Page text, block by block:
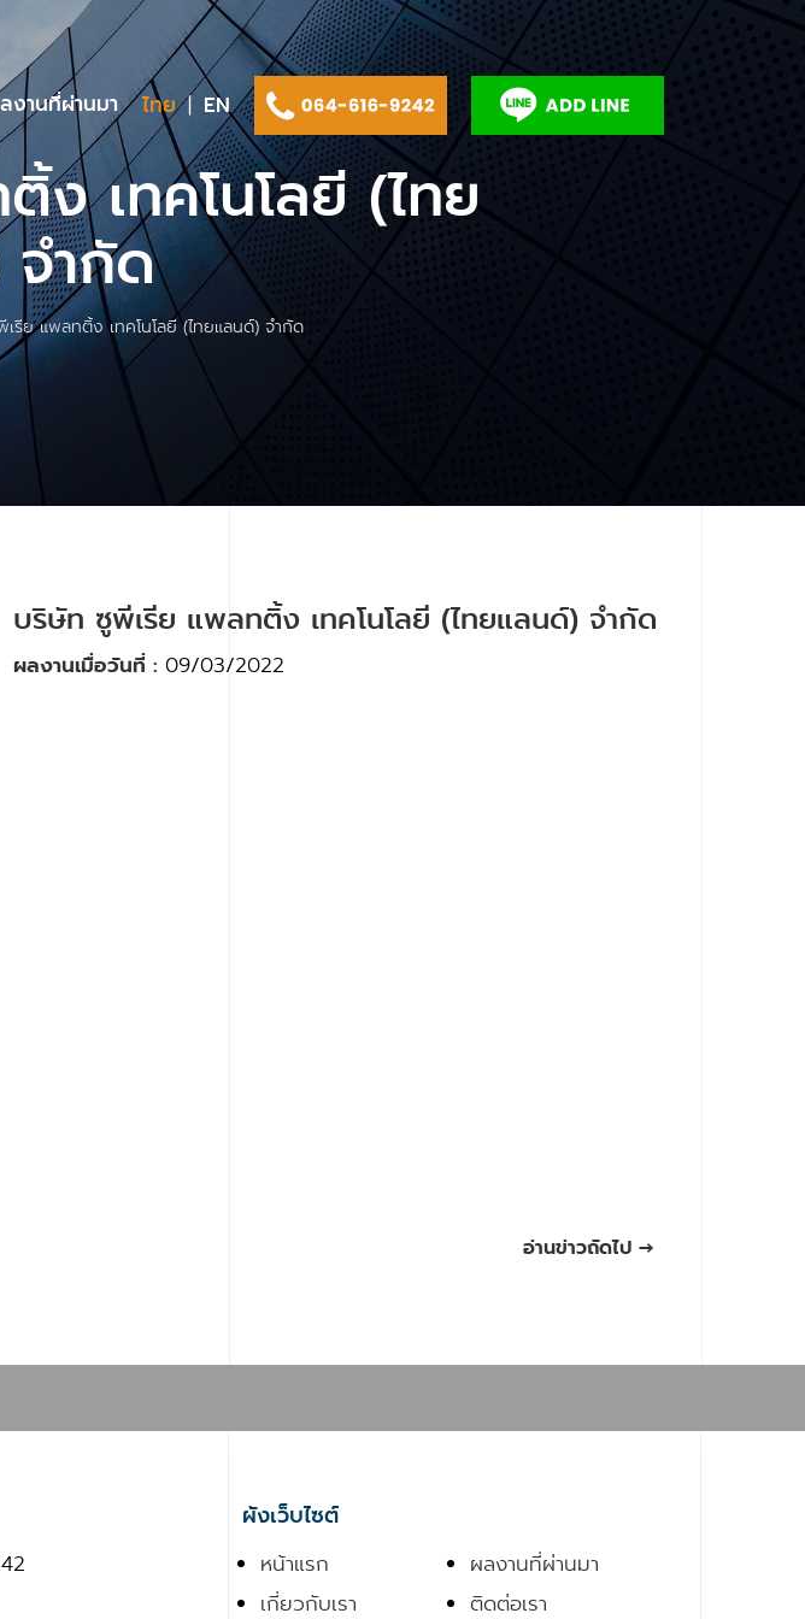
งานที่ผ่านมา ไทย | EN
เทคโนโลยี (ไทย
ำกัด
รีย แพลทติ้ง เทคโนโลยี (ไทยแลนด์) จำกัด
บริษัท ซูพีเรีย แพลทติ้ง เทคโนโลยี (ไทยแลนด์) จำกัด
ผลงานเมื่อวันที่ : 09/03/2022
อ่านข่าวถัดไป →
ผังเว็บไซต์
หน้าแรก
เกี่ยวกับเรา
ผลงานที่ผ่านมา
ติดต่อเรา